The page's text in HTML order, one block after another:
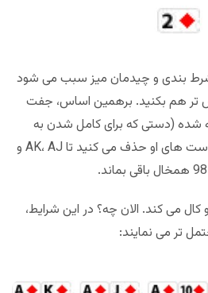
شرط بندی و چیدمان میز سبب می شود
هم بکنید. برهمین اساس، جفت
(دستی که برای کامل شدن به
چیزی نیاز ندارد) را از طیف دست های او حذف می کنید تا AK، AJ و
می کند. الان چه؟ در این شرایط،
تر می نمایند: